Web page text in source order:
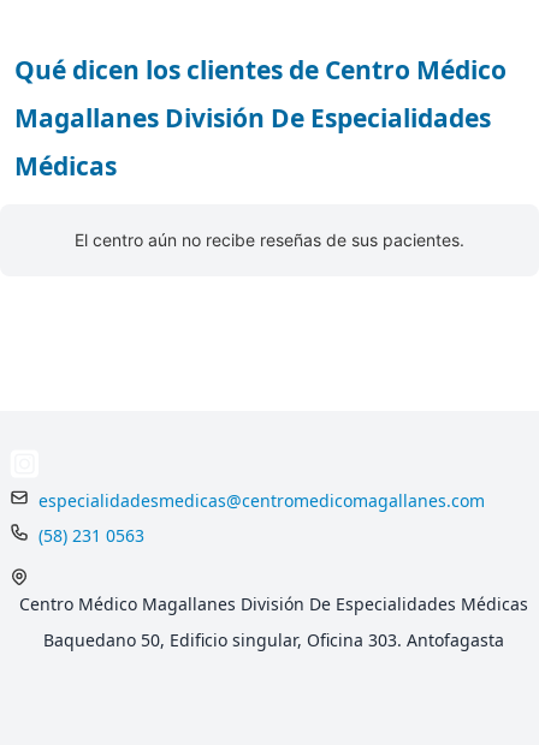
Qué dicen los clientes de Centro Médico
Magallanes División De Especialidades
Médicas
El centro aún no recibe reseñas de sus pacientes.
especialidadesmedicas@centromedicomagallanes.com
(58) 231 0563
Centro Médico Magallanes División De Especialidades Médicas
Baquedano 50, Edificio singular, Oficina 303. Antofagasta